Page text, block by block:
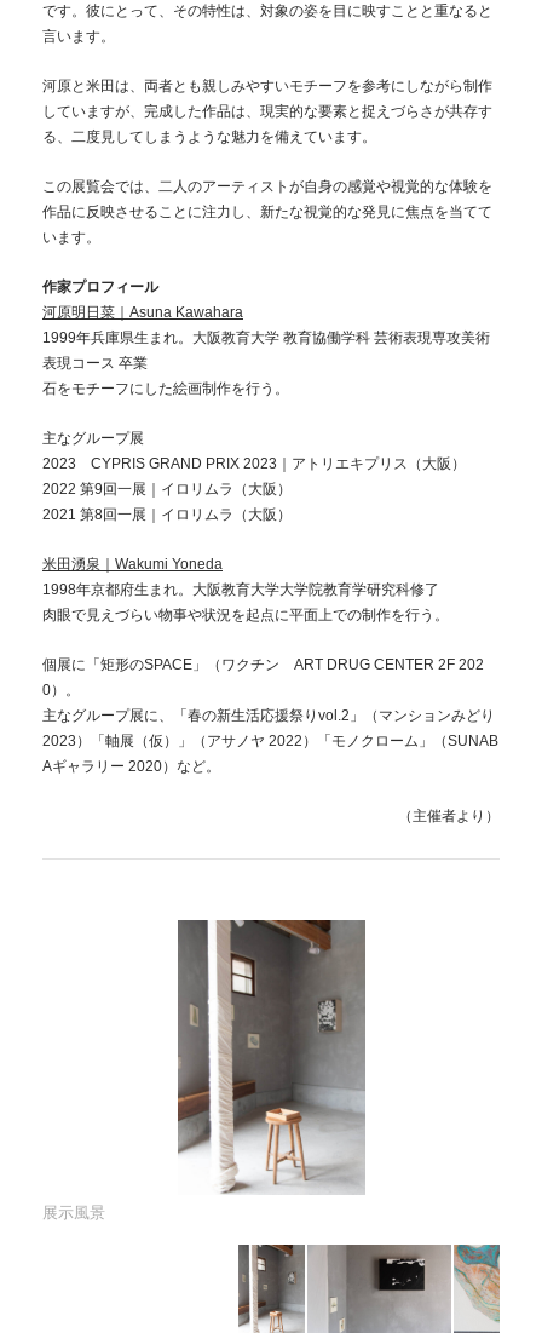
です。彼にとって、その特性は、対象の姿を目に映すことと重なると
言います。
河原と米田は、両者とも親しみやすいモチーフを参考にしながら制作
していますが、完成した作品は、現実的な要素と捉えづらさが共存す
る、二度見してしまうような魅力を備えています。
この展覧会では、二人のアーティストが自身の感覚や視覚的な体験を
作品に反映させることに注力し、新たな視覚的な発見に焦点を当てて
います。
作家プロフィール
河原明日菜｜Asuna Kawahara
1999年兵庫県生まれ。大阪教育大学 教育協働学科 芸術表現専攻美術
表現コース 卒業
石をモチーフにした絵画制作を行う。
主なグループ展
2023 CYPRIS GRAND PRIX 2023｜アトリエキプリス（大阪）
2022 第9回一展｜イロリムラ（大阪）
2021 第8回一展｜イロリムラ（大阪）
米田湧泉｜Wakumi Yoneda
1998年京都府生まれ。大阪教育大学大学院教育学研究科修了
肉眼で見えづらい物事や状況を起点に平面上での制作を行う。
個展に「矩形のSPACE」（ワクチン ART DRUG CENTER 2F 202
0）。
主なグループ展に、「春の新生活応援祭りvol.2」（マンションみどり
2023）「軸展（仮）」（アサノヤ 2022）「モノクローム」（SUNAB
Aギャラリー 2020）など。
（主催者より）
展示風景